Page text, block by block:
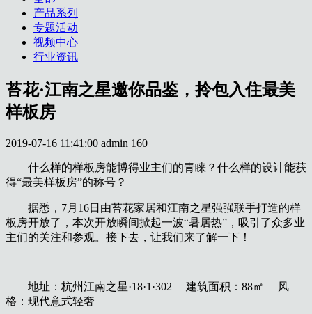
产品系列
专题活动
视频中心
行业资讯
苔花·江南之星邀你品鉴，拎包入住最美
样板房
2019-07-16 11:41:00 admin 160
什么样的样板房能博得业主们的青睐？什么样的设计能获
得“最美样板房”的称号？
据悉，7月16日由苔花家居和江南之星强强联手打造的样
板房开放了，本次开放瞬间掀起一波“暑居热”，吸引了众多业
主们的关注和参观。接下去，让我们来了解一下！
地址：杭州江南之星·18·1·302 建筑面积：88㎡ 风
格：现代意式轻奢